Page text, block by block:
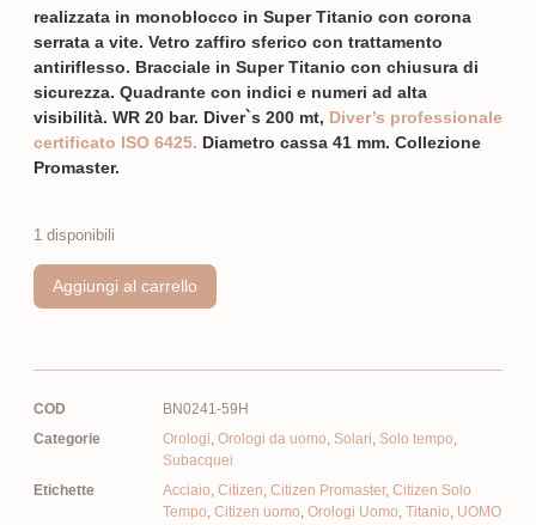
realizzata in monoblocco in Super Titanio con corona
serrata a vite. Vetro zaffiro sferico con trattamento
antiriflesso. Bracciale in Super Titanio con chiusura di
sicurezza. Quadrante con indici e numeri ad alta
visibilità. WR 20 bar. Diver`s 200 mt, Diver’s professionale
certificato ISO 6425. Diametro cassa 41 mm. Collezione
Promaster.
1 disponibili
Aggiungi al carrello
COD
BN0241-59H
Categorie
Orologi, Orologi da uomo, Solari, Solo tempo,
Subacquei
Etichette
Acciaio, Citizen, Citizen Promaster, Citizen Solo
Tempo, Citizen uomo, Orologi Uomo, Titanio, UOMO